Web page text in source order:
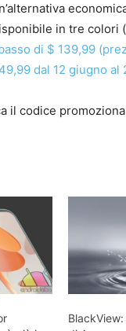
in tre
di $ 139,99
dal 12 giugno al
il codice